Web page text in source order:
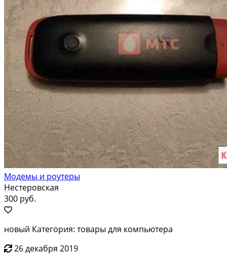
Модемы и роутеры
Нестеровская
300 руб.
новый Категория: товары для компьютера
26 декабря 2019